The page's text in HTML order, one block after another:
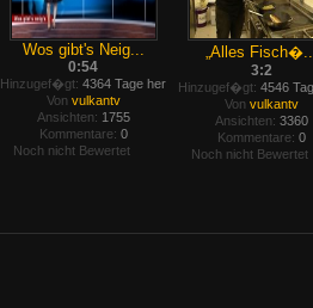
Wos gibt's Neig...
0:54
Hinzugef�gt: 4364 Tage her
Von vulkantv
Ansichten: 1755
Kommentare: 0
Noch nicht Bewertet
„Alles
3:2
Hinzugef�gt: 4546
Von vulkantv
Ansichten: 3360
Kommentare: 0
Noch nicht Bewertet